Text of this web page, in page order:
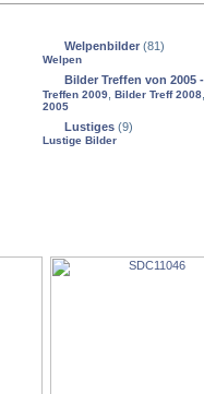
Welpenbilder (81)
Welpen
Bilder Treffen von 2005
Treffen 2009 Bilder Treff 2008
2005
Lustiges (9)
Lustige Bilder